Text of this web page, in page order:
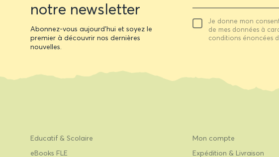
form
notre newsletter
Abonnez-vous aujourd'hui et soyez le
premier à découvrir nos dernières
nouvelles.
emailJe donne mon
de mes données à
conditions énoncées
Educatif & Scolaire
eBooks FLE
Mon compte
Expédition & Livraison